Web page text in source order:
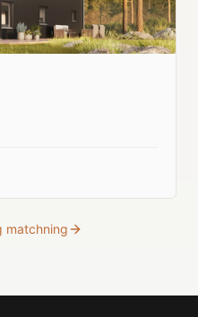
matchning